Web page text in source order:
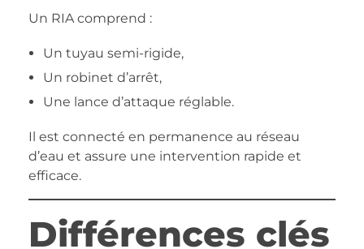
Un RIA comprend :
Un tuyau semi-rigide,
Un robinet d’arrêt,
Une lance d’attaque réglable.
Il est connecté en permanence au réseau
d’eau et assure une intervention rapide et
efficace.
Différences clés